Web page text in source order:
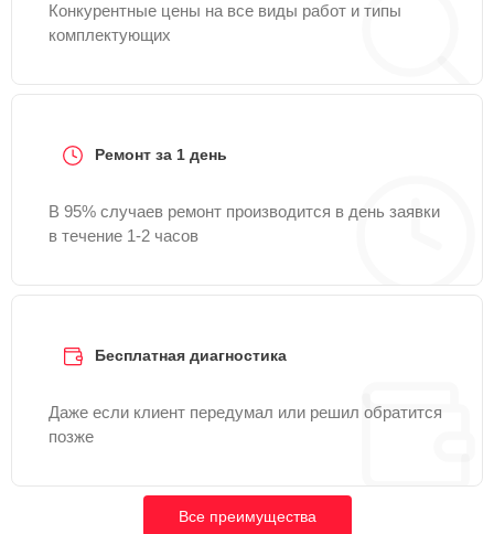
Конкурентные цены на все виды работ и типы
комплектующих
Ремонт за 1 день
В 95% случаев ремонт производится в день заявки
в течение 1-2 часов
Бесплатная диагностика
Даже если клиент передумал или решил обратится
позже
Все преимущества